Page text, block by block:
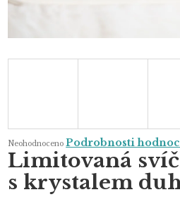
Průměrné
hodnocení
produktu
je
0,0
z
Neohodnoceno Podrobnosti
Limitovaná
s krystalem